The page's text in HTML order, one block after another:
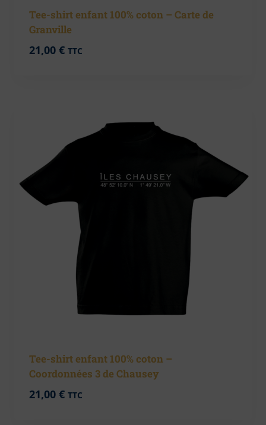
Tee-shirt enfant 100% coton – Carte de
Granville
21,00 € TTC
Tee-shirt enfant 100% coton –
Coordonnées 3 de Chausey
21,00 € TTC